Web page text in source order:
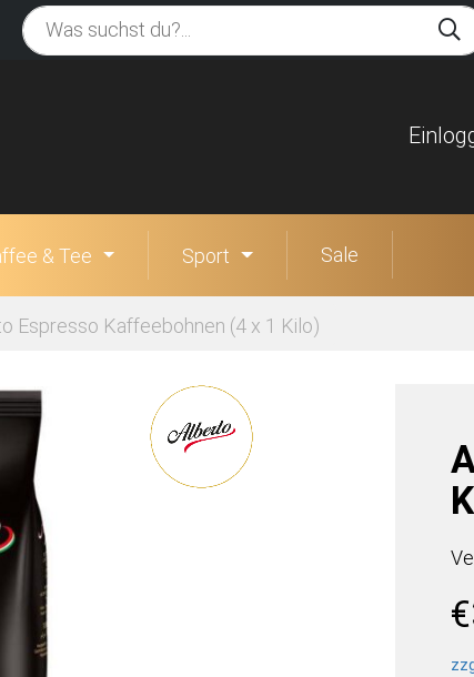
& Tee Sport Sale
Espresso Kaffeebohnen (4 x 1 Kilo)
€